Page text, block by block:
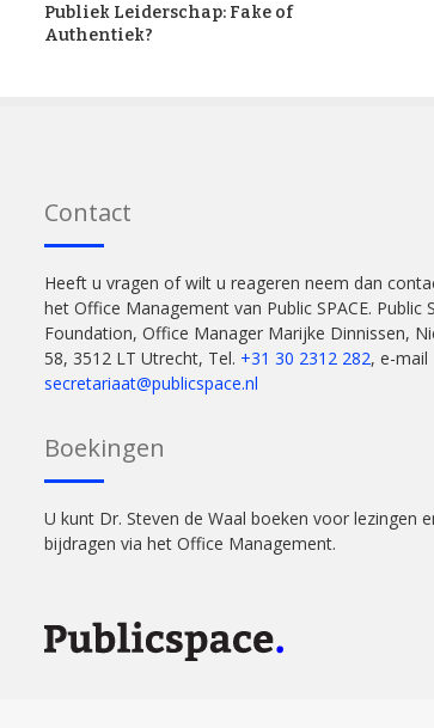
Publiek Leiderschap: Fake of
Authentiek?
Contact
Heeft u vragen of wilt u reageren neem dan
het Office Management van Public SPACE. Public
Foundation, Office Manager Marijke Dinnissen,
58, 3512 LT Utrecht, Tel. +31 30 2312 282, e-mail
secretariaat@publicspace.nl
Boekingen
U kunt Dr. Steven de Waal boeken voor lezingen
bijdragen via het Office Management.